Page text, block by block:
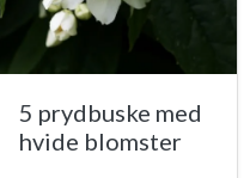
5 prydbuske med
hvide blomster